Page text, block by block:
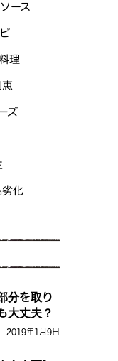
ース
理
恵
ズ
劣化
分を取り
大丈夫？
2019年1月9日